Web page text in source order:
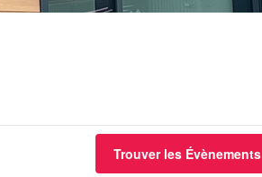
Trouver les Évènements